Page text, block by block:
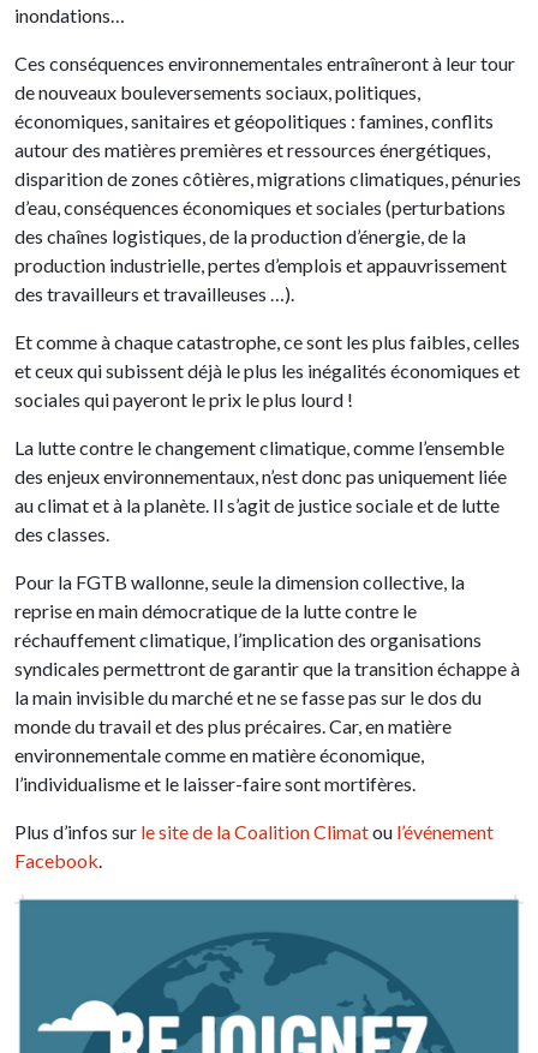
inondations…
Ces conséquences environnementales entraîneront à leur tour
de nouveaux bouleversements sociaux, politiques,
économiques, sanitaires et géopolitiques : famines, conflits
autour des matières premières et ressources énergétiques,
disparition de zones côtières, migrations climatiques, pénuries
d’eau, conséquences économiques et sociales (perturbations
des chaînes logistiques, de la production d’énergie, de la
production industrielle, pertes d’emplois et appauvrissement
des travailleurs et travailleuses …).
Et comme à chaque catastrophe, ce sont les plus faibles, celles
et ceux qui subissent déjà le plus les inégalités économiques et
sociales qui payeront le prix le plus lourd !
La lutte contre le changement climatique, comme l’ensemble
des enjeux environnementaux, n’est donc pas uniquement liée
au climat et à la planète. Il s’agit de justice sociale et de lutte
des classes.
Pour la FGTB wallonne, seule la dimension collective, la
reprise en main démocratique de la lutte contre le
réchauffement climatique, l’implication des organisations
syndicales permettront de garantir que la transition échappe à
la main invisible du marché et ne se fasse pas sur le dos du
monde du travail et des plus précaires. Car, en matière
environnementale comme en matière économique,
l’individualisme et le laisser-faire sont mortifères.
Plus d’infos sur le site de la Coalition Climatou l’événement
Facebook.